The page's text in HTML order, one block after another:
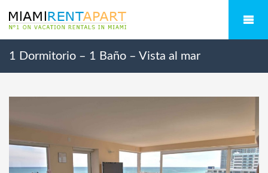
1 Dormitorio – 1 Baño – Vista al mar